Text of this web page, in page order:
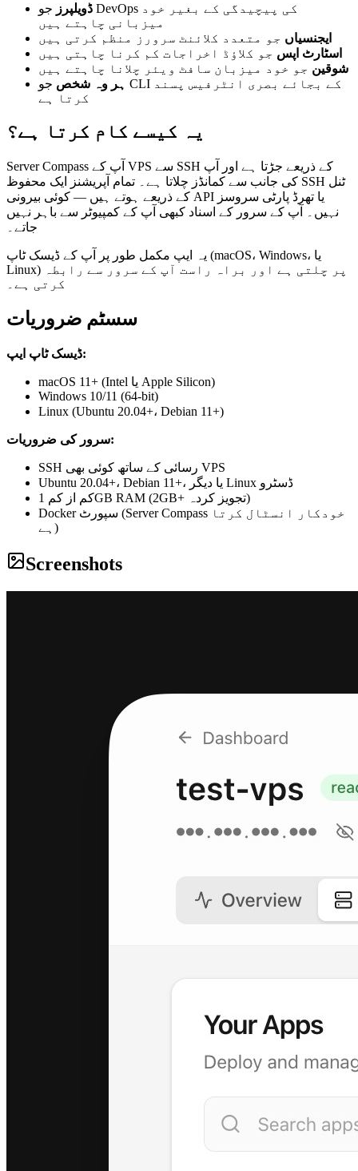
ڈویلپرز جو DevOps کی پیچیدگی کے بغیر خود
میزبانی چاہتے ہیں
ایجنسیاں جو متعدد کلائنٹ سرورز منظم کرتی ہیں
اسٹارٹ اپس جو کلاؤڈ اخراجات کم کرنا چاہتی ہیں
شوقین جو خود میزبان سافٹ ویئر چلانا چاہتے ہیں
ہر وہ شخص جو CLI کے بجائے بصری انٹرفیس پسند
کرتا ہے
یہ کیسے کام کرتا ہے؟
Server Compass آپ کے VPS سے SSH کے ذریعے جڑتا ہے اور آپ
کی جانب سے کمانڈز چلاتا ہے۔ تمام آپریشنز ایک محفوظ SSH ٹنل
کے ذریعے ہوتے ہیں — کوئی بیرونی API یا تھرڈ پارٹی سروسز
نہیں۔ آپ کے سرور کے اسناد کبھی آپ کے کمپیوٹر سے باہر نہیں
جاتے۔
یہ ایپ مکمل طور پر آپ کے ڈیسک ٹاپ (macOS، Windows، یا
Linux) پر چلتی ہے اور براہ راست آپ کے سرور سے رابطہ
کرتی ہے۔
سسٹم ضروریات
ڈیسک ٹاپ ایپ:
macOS 11+ (Intel یا Apple Silicon)
Windows 10/11 (64-bit)
Linux (Ubuntu 20.04+، Debian 11+)
سرور کی ضروریات:
SSH رسائی کے ساتھ کوئی بھی VPS
Ubuntu 20.04+، Debian 11+، یا دیگر Linux ڈسٹرو
کم از کم 1GB RAM (2GB+ تجویز کردہ)
Docker سپورٹ (Server Compass خودکار انسٹال کرتا
ہے)
Screenshots